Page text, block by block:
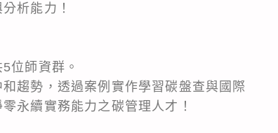
析能力！
位師資群。
趨勢，透過案例實作學習碳盤查與國際
永續實務能力之碳管理人才！